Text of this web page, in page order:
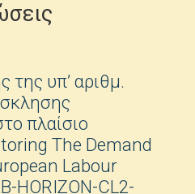
της υπ’ αριθμ.
πλαίσιο
The Demand
Labour
HORIZON-CL2-